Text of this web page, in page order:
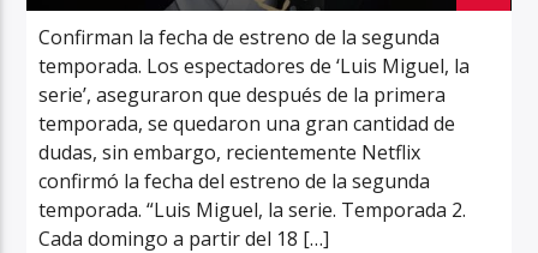
Confirman la fecha de estreno de la segunda
temporada. Los espectadores de ‘Luis Miguel, la
serie’, aseguraron que después de la primera
temporada, se quedaron una gran cantidad de
dudas, sin embargo, recientemente Netflix
confirmó la fecha del estreno de la segunda
temporada. “Luis Miguel, la serie. Temporada 2.
Cada domingo a partir del 18 […]